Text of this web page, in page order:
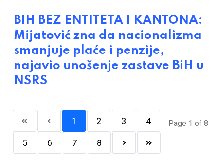
BIH BEZ ENTITETA I KANTONA:
Mijatović zna da nacionalizma
smanjuje plaće i penzije,
najavio unošenje zastave BiH u
NSRS
Page 1 of 8
1 2 3 4
5 6 7 8